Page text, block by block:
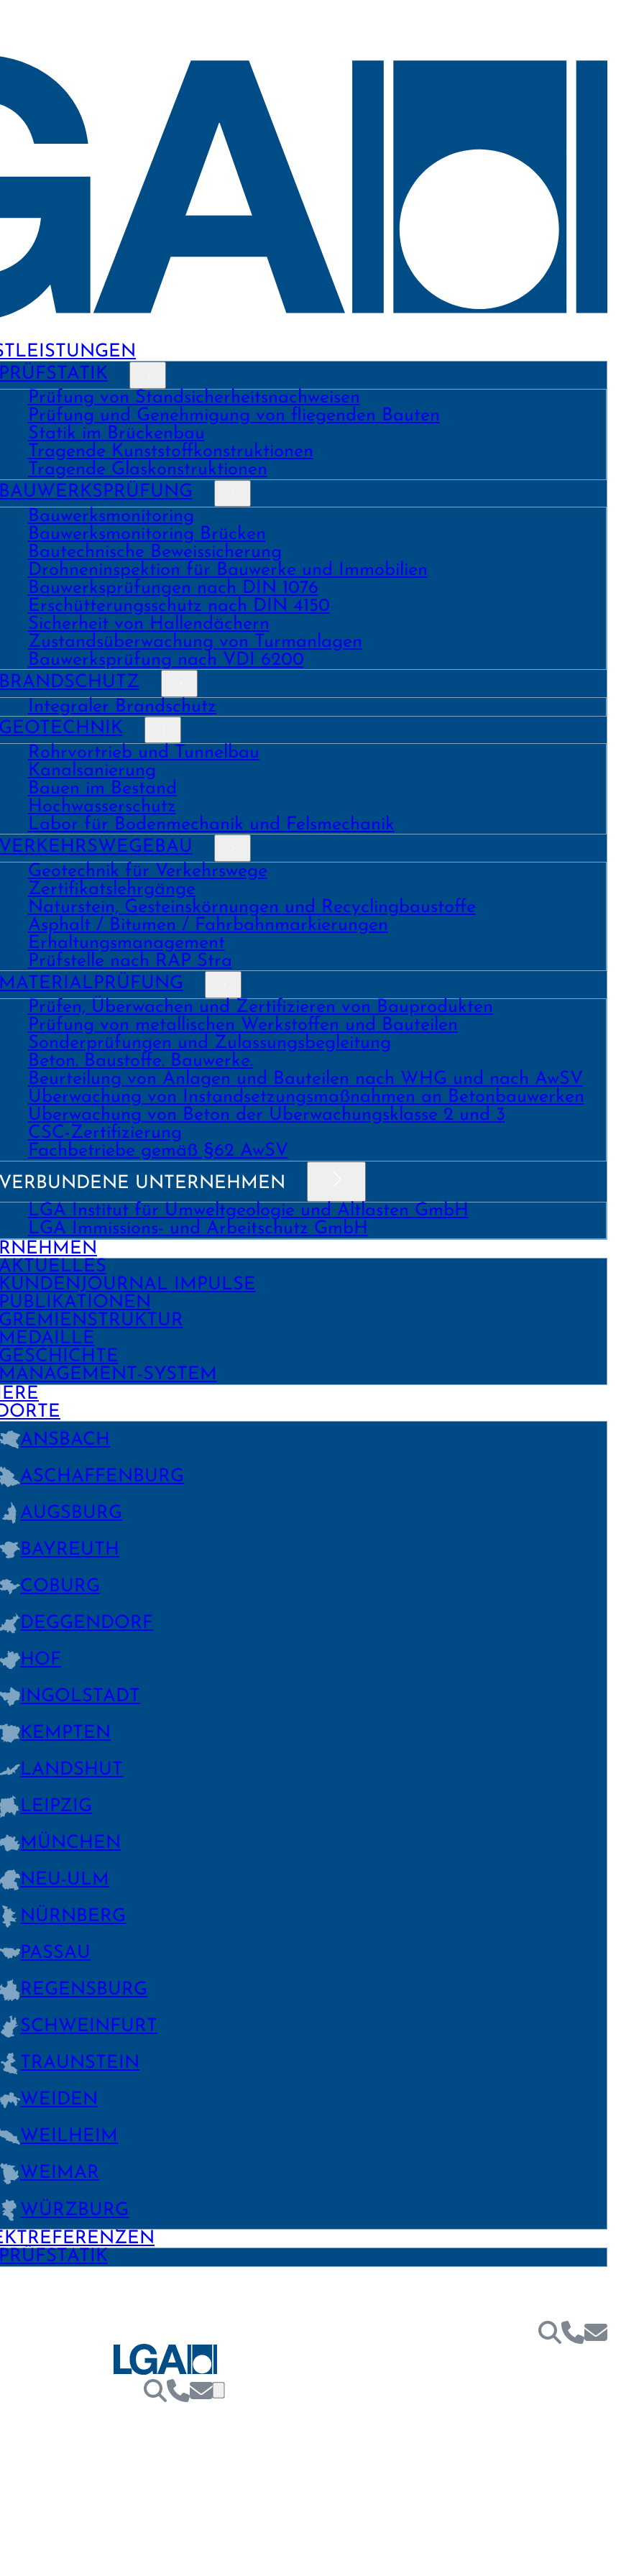
Prüfung von Stand­sicher­heits­nach­weisen
Prüfung und Geneh­migung von fliegenden Bauten
Statik im Brückenbau
Tragende Kunst­stoff­konstruk­tionen
Tragende Glas­konstruk­tionen
Bauwerks­monitoring
Bauwerks­monitoring Brücken
Bau­tech­nische Beweis­sicherung
Drohnen­inspektion für Bauwerke und Immobilien
Bau­werks­prüfungen nach DIN 1076
Erschüt­terungs­schutz nach DIN 4150
Sicher­heit von Hallen­dächern
Zustands­überwachung von Turm­anlagen
Bauwerks­prüfung nach VDI 6200
Integraler Brandschutz
Rohrvortrieb und Tunnelbau
Kanal­sanierung
Bauen im Bestand
Hochwasser­schutz
Labor für Boden­mechanik und Fels­mechanik
Geo­technik für Verkehrs­wege
Zertifikats­lehrgänge
Natur­stein, Gesteins­kör­nungen und Recycling­baustoffe
Asphalt / Bitumen / Fahrbahnmarkierungen
Erhaltungs­manage­ment
Prüf­stelle nach RAP Stra
Prüfen, Überwachen und Zertifizieren von Bauprodukten
Prüfung von metallischen Werk­stoffen und Bau­teilen
Sonder­prüfungen und Zulassungs­begleitung
Beton. Bau­stoffe. Bau­werke.
Beurtei­lung von Anlagen und Bau­teilen nach WHG und nach AwSV
Über­wachung von Instand­setzungs­maß­nahmen an Beton­bau­werken
Über­wachung von Beton der Über­wachungs­klasse 2 und 3
CSC-Zertifizierung
Fach­­betriebe gemäß §62 AwSV
UNTERNEHMEN
LGA Institut für Umweltgeologie und Altlasten GmbH
LGA Immissions- und Arbeitschutz GmbH
IMPULSE
SYSTEM
ANSBACH
ASCHAFFEN­BURG
AUGSBURG
BAYREUTH
COBURG
DEGGEN­DORF
HOF
INGOLSTADT
KEMPTEN
LANDSHUT
LEIPZIG
MÜNCHEN
NEU-ULM
NÜRNBERG
PASSAU
REGENS­BURG
SCHWEIN­FURT
TRAUNSTEIN
WEIDEN
WEILHEIM
WEIMAR
WÜRZBURG